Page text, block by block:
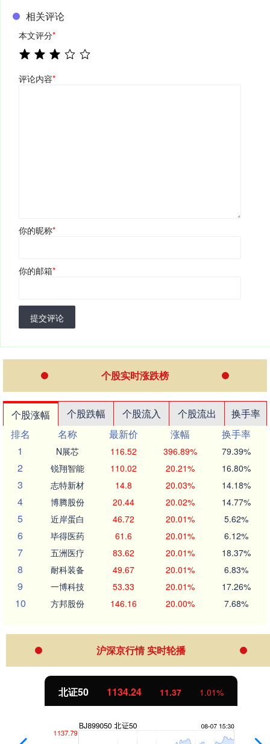
相关评论
本文评分*
评论内容*
你的昵称*
你的邮箱*
提交评论
个股实时涨跌榜
个股涨幅 个股跌幅 个股流入 个股流出
换手率
排名
名称 最新价 涨幅
换手率
1
N展芯 116.52 396.89% 79.39%
2 锐翔智能 110.02 20.21% 16.80%
3 志特新材 14.8 20.03% 14.18%
4 博腾股份 20.44 20.02% 14.77%
5 近岸蛋白 46.72 20.01% 5.62%
6 毕得医药 61.6 20.01% 6.12%
7 五洲医疗 83.62 20.01% 18.37%
8 耐科装备 49.67 20.01% 6.83%
9 一博科技 53.33 20.01% 17.26%
10 方邦股份 146.16 20.00% 7.68%
沪深京行情 实时轮播
北证50 1134.24 11.37 1.01%